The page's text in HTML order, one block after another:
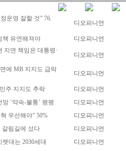
운영 잘할 것” 76.
디오피니언
책 유연해져야 디오피니언
지연 책임은 대통령·
디오피니언
에 MB 지지도 급락
디오피니언
주 지지도 추락 디오피니언
‘약속-불통’ 팽팽 디오피니언
우선해야” 50% 디오피니언
갈림길에 섰다 디오피니언
대는 2030세대 디오피니언